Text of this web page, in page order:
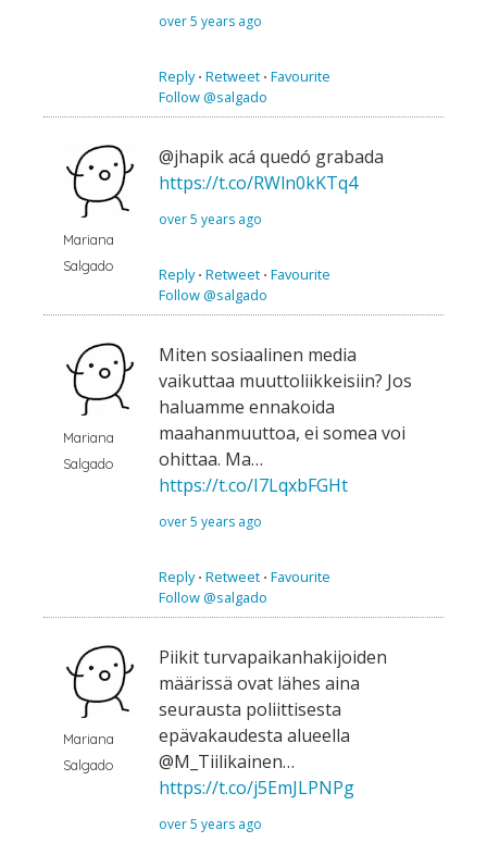
over 5 years ago
Reply⋅ Retweet ⋅ Favourite
Follow @salgado
Mariana
Salgado
@jhapik acá quedó grabada
https://t.co/RWln0kKTq4
over 5 years ago
Reply⋅ Retweet ⋅ Favourite
Follow @salgado
Mariana
Salgado
Miten sosiaalinen media
vaikuttaa muuttoliikkeisiin? Jos
haluamme ennakoida
maahanmuuttoa, ei somea voi
ohittaa. Ma…
https://t.co/I7LqxbFGHt
over 5 years ago
Reply⋅ Retweet ⋅ Favourite
Follow @salgado
Mariana
Salgado
Piikit turvapaikanhakijoiden
määrissä ovat lähes aina
seurausta poliittisesta
epävakaudesta alueella
@M_Tiilikainen…
https://t.co/j5EmJLPNPg
over 5 years ago